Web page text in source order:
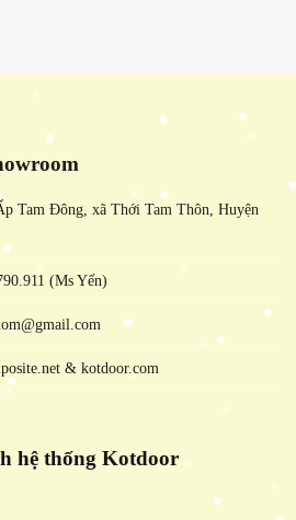
Tam Đông, xã Thới Tam Thôn, Huyện
(Ms Yến)
& kotdoor.com
hệ thống Kotdoor